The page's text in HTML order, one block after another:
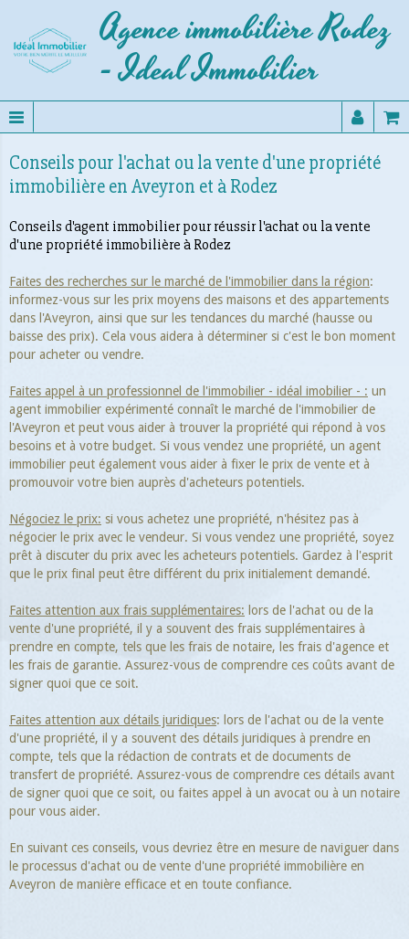
Agence immobilière Rodez
- Ideal Immobilier
Conseils pour l'achat ou la vente d'une propriété
immobilière en Aveyron et à Rodez
Conseils d'agent immobilier pour réussir l'achat ou la vente
d'une propriété immobilière à Rodez
Faites des recherches sur le marché de l'immobilier dans la région:
informez-vous sur les prix moyens des maisons et des appartements
dans l'Aveyron, ainsi que sur les tendances du marché (hausse ou
baisse des prix). Cela vous aidera à déterminer si c'est le bon moment
pour acheter ou vendre.
Faites appel à un professionnel de l'immobilier - idéal imobilier - : un
agent immobilier expérimenté connaît le marché de l'immobilier de
l'Aveyron et peut vous aider à trouver la propriété qui répond à vos
besoins et à votre budget. Si vous vendez une propriété, un agent
immobilier peut également vous aider à fixer le prix de vente et à
promouvoir votre bien auprès d'acheteurs potentiels.
Négociez le prix: si vous achetez une propriété, n'hésitez pas à
négocier le prix avec le vendeur. Si vous vendez une propriété, soyez
prêt à discuter du prix avec les acheteurs potentiels. Gardez à l'esprit
que le prix final peut être différent du prix initialement demandé.
Faites attention aux frais supplémentaires: lors de l'achat ou de la
vente d'une propriété, il y a souvent des frais supplémentaires à
prendre en compte, tels que les frais de notaire, les frais d'agence et
les frais de garantie. Assurez-vous de comprendre ces coûts avant de
signer quoi que ce soit.
Faites attention aux détails juridiques: lors de l'achat ou de la vente
d'une propriété, il y a souvent des détails juridiques à prendre en
compte, tels que la rédaction de contrats et de documents de
transfert de propriété. Assurez-vous de comprendre ces détails avant
de signer quoi que ce soit, ou faites appel à un avocat ou à un notaire
pour vous aider.
En suivant ces conseils, vous devriez être en mesure de naviguer dans
le processus d'achat ou de vente d'une propriété immobilière en
Aveyron de manière efficace et en toute confiance.